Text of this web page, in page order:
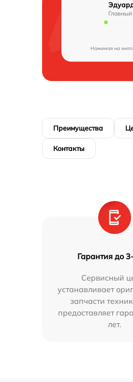
Главный
Нажимая на
Преимущества
Контакты
Гарантия до
Сервисный
устанавливает
запчасти
предоставляет
лет.